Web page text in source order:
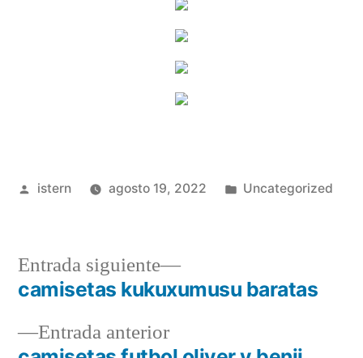
Publicado
istern agosto 19, 2022
Publicado
Uncategorized
Navegación
deEntrada anteriorEntrada
Entrada siguiente
Entrada
siguiente:
camisetas kukuxumusu baratas